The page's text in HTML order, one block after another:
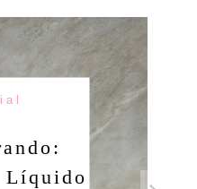
Líquido